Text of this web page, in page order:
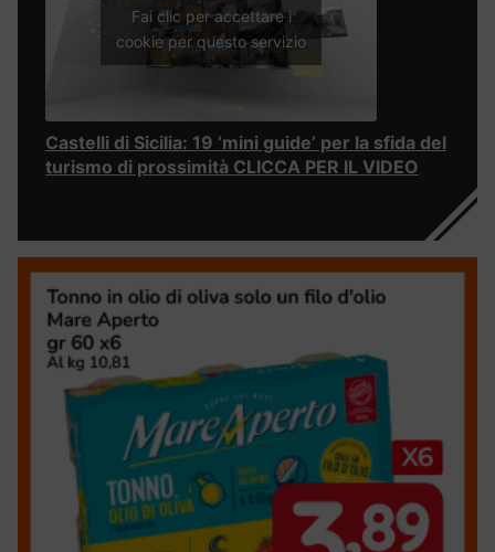
Fai clic per accettare i
cookie per questo servizio
Castelli di Sicilia: 19 ‘mini guide’ per la sfida del
turismo di prossimità CLICCA PER IL VIDEO